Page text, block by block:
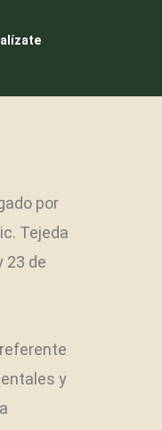
por
Tejeda
23 de
y